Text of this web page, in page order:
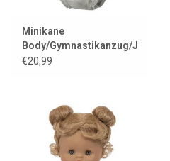
Minikane
Body/Gymnastikanzug/
für Gordi-Puppen /
€20,99